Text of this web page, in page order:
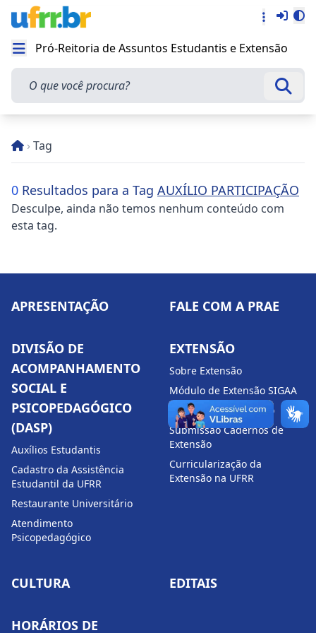
Abrir menu
Pró-Reitoria de Assuntos Estudantis e Extensão
O que você procura?
› Tag
0 Resultados para a Tag AUXÍLIO PARTICIPAÇÃO
Desculpe, ainda não temos nenhum conteúdo com
esta tag.
APRESENTAÇÃO FALE COM A PRAE
DIVISÃO DE
ACOMPANHAMENTO
SOCIAL E
PSICOPEDAGÓGICO
(DASP)
Auxílios Estudantis
Cadastro da Assistência
Estudantil da UFRR
Restaurante Universitário
Atendimento
Psicopedagógico
EXTENSÃO
Sobre Extensão
Módulo de Extensão SIGAA
Cadernos de Extensão
Submissão Cadernos de
Extensão
Curricularização da
Extensão na UFRR
CULTURA EDITAIS
HORÁRIOS DE